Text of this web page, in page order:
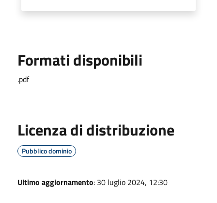
Formati disponibili
.pdf
Licenza di distribuzione
Pubblico dominio
Ultimo aggiornamento: 30 luglio 2024, 12:30